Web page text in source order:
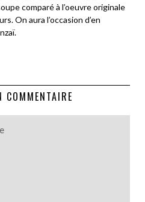
comparé à l’oeuvre originale
On aura l’occasion d’en
COMMENTAIRE